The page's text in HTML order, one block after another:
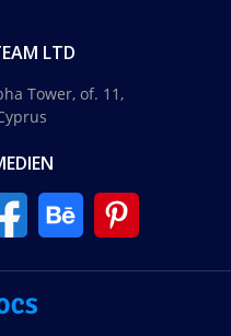
LTD
Tower, of. 11,